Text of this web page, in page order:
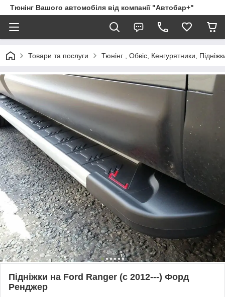
Тюнінг Вашого автомобіля від компанії "Автобар+"
Товари та послуги Тюнінг , Обвіс, Кенгурятники,
Підніжки на Ford Ranger (c 2012---) Форд
Ренджер